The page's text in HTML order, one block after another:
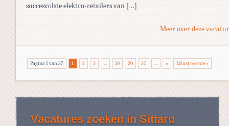
succesvolste elektro-retailers van […]
Meer over deze
Pagina 1 van 37 1 2 3 ... 10 20 30 ... » Minst recente »
Vacatures zoeken in Sittard